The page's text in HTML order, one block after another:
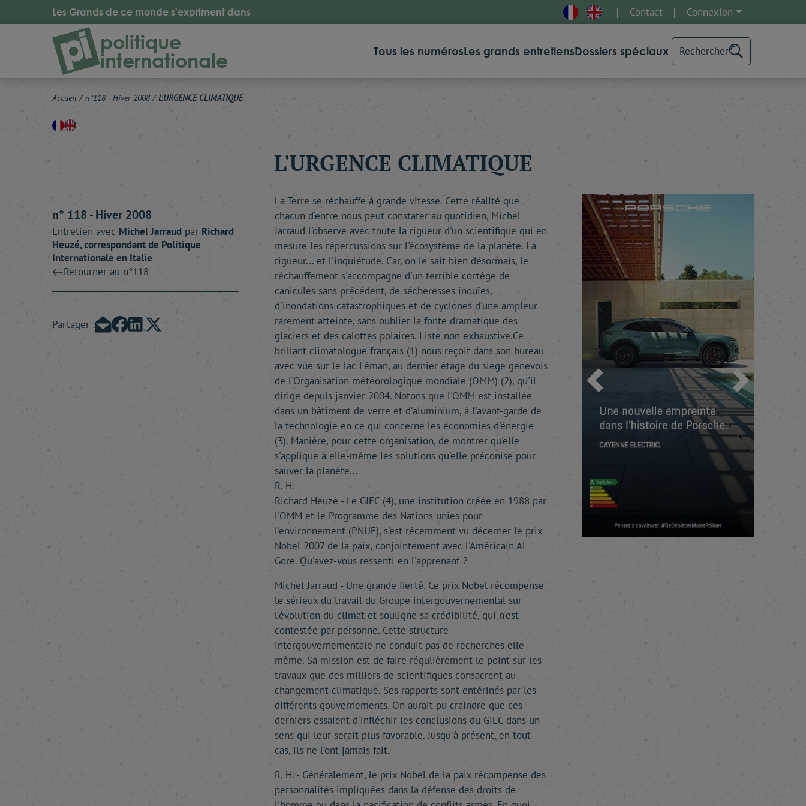
Les Grands de ce monde s'expriment dans Contact Connexion
politique
internationale Tous les numérosLes grands entretiensDossiers spéciaux Rechercher
Accueil / n°118 - Hiver 2008/ L'URGENCE CLIMATIQUE
L'URGENCE CLIMATIQUE
n° 118 - Hiver 2008
Entretien avec MichelJarraud par Richard
Heuzé, correspondant de Politique
Internationale en Italie
Retourner au n°118
Partager :
La Terre se réchauffe à grande vitesse. Cette réalité que
chacun d'entre nous peut constater au quotidien, Michel
Jarraud l'observe avec toute la rigueur d'un scientifique qui en
mesure les répercussions sur l'écosystème de la planète. La
rigueur... et l'inquiétude. Car, on le sait bien désormais, le
réchauffement s'accompagne d'un terrible cortège de
canicules sans précédent, de sécheresses inouïes,
d'inondations catastrophiques et de cyclones d'une ampleur
rarement atteinte, sans oublier la fonte dramatique des
glaciers et des calottes polaires. Liste non exhaustive.Ce
brillant climatologue français (1) nous reçoit dans son bureau
avec vue sur le lac Léman, au dernier étage du siège genevois
de l'Organisation météorologique mondiale (OMM) (2), qu'il
dirige depuis janvier 2004. Notons que l'OMM est installée
dans un bâtiment de verre et d'aluminium, à l'avant-garde de
la technologie en ce qui concerne les économies d'énergie
(3). Manière, pour cette organisation, de montrer qu'elle
s'applique à elle-même les solutions qu'elle préconise pour
sauver la planète...
R. H.
Richard Heuzé - Le GIEC (4), une institution créée en 1988 par
l'OMM et le Programme des Nations unies pour
l'environnement (PNUE), s'est récemment vu décerner le prix
Nobel 2007 de la paix, conjointement avec l'Américain Al
Gore. Qu'avez-vous ressenti en l'apprenant ?
Michel Jarraud - Une grande fierté. Ce prix Nobel récompense
le sérieux du travail du Groupe intergouvernemental sur
l'évolution du climat et souligne sa crédibilité, qui n'est
contestée par personne. Cette structure
intergouvernementale ne conduit pas de recherches elle-
même. Sa mission est de faire régulièrement le point sur les
travaux que des milliers de scientifiques consacrent au
changement climatique. Ses rapports sont entérinés par les
différents gouvernements. On aurait pu craindre que ces
derniers essaient d'infléchir les conclusions du GIEC dans un
sens qui leur serait plus favorable. Jusqu'à présent, en tout
cas, ils ne l'ont jamais fait.
R. H. - Généralement, le prix Nobel de la paix récompense des
personnalités impliquées dans la défense des droits de
Précédent Suivant